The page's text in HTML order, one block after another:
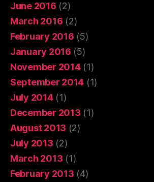
June 2016 (2)
March 2016 (2)
February 2016 (5)
January 2016 (5)
November 2014(1)
September 2014 (1)
July 2014(1)
December 2013 (1)
August 2013 (2)
July 2013 (2)
March 2013 (1)
February 2013 (4)